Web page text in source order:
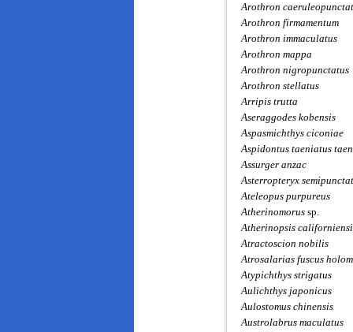
Arothron
Arothron firmamentum
Arothron immaculatus
Arothron mappa
Arothron nigropunctatus
Arothron stellatus
Arripis trutta
Aseraggodes kobensis
Aspasmichthys ciconiae
Aspidontus taeniatus
Assurger anzac
Asterropteryx
Ateleopus purpureus
Atherinomorus sp.
Atherinopsis
Atractoscion nobilis
Atrosalarias fuscus
Atypichthys strigatus
Aulichthys japonicus
Aulostomus chinensis
Austrolabrus maculatus